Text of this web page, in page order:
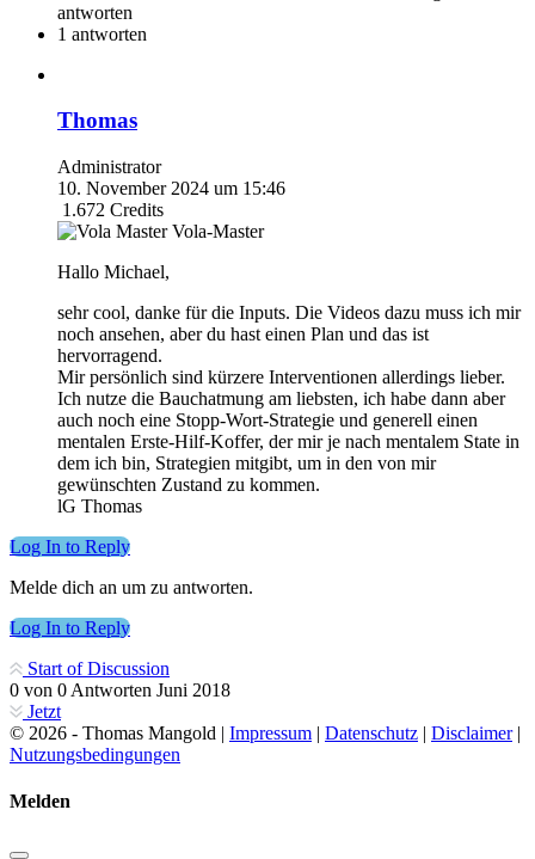
antworten
1 antworten
Thomas
Administrator
10. November 2024 um 15:46
1.672 Credits
Vola-Master
Hallo Michael,
sehr cool, danke für die Inputs. Die Videos dazu muss ich mir
noch ansehen, aber du hast einen Plan und das ist
hervorragend.
Mir persönlich sind kürzere Interventionen allerdings lieber.
Ich nutze die Bauchatmung am liebsten, ich habe dann aber
auch noch eine Stopp-Wort-Strategie und generell einen
mentalen Erste-Hilf-Koffer, der mir je nach mentalem State in
dem ich bin, Strategien mitgibt, um in den von mir
gewünschten Zustand zu kommen.
lG Thomas
Log In to Reply
Melde dich an um zu antworten.
Log In to Reply
Start of Discussion
0 von 0 Antworten Juni 2018
Jetzt
© 2026 - Thomas Mangold | Impressum | Datenschutz | Disclaimer|
Nutzungsbedingungen
Melden